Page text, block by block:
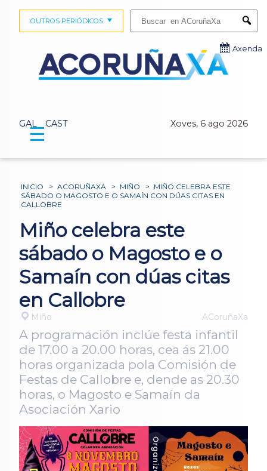
GAL CAST Xoves, 6 ago 2026
OUTROS PERIÓDICOS
Axenda
☰
INICIO > ACORUÑAXA > MIÑO > MIÑO CELEBRA ESTE
SÁBADO O MAGOSTO E O SAMAÍN CON DÚAS CITAS EN
CALLOBRE
Miño celebra este
sábado o Magosto e o
Samaín con dúas citas
en Callobre
Miño ACoruñaXa
A programación inclúe festa infantil
de 17.00 a 20.00 horas, cea ás 21.00
horas organizada pola Comisión de
Festas de Callobre e, dende as 20.30
horas, o Magosto e Samaín da
Asociación Xario